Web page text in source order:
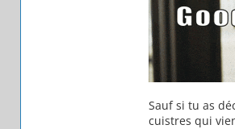
Sauf si tu as
cuistres qui